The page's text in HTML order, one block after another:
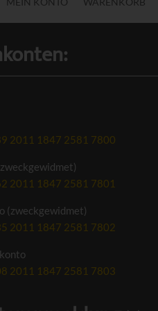
2011 1847 2581 7800
2011 1847 2581 7801
(zweckgewidmet)
2011 1847 2581 7802
2011 1847 2581 7803